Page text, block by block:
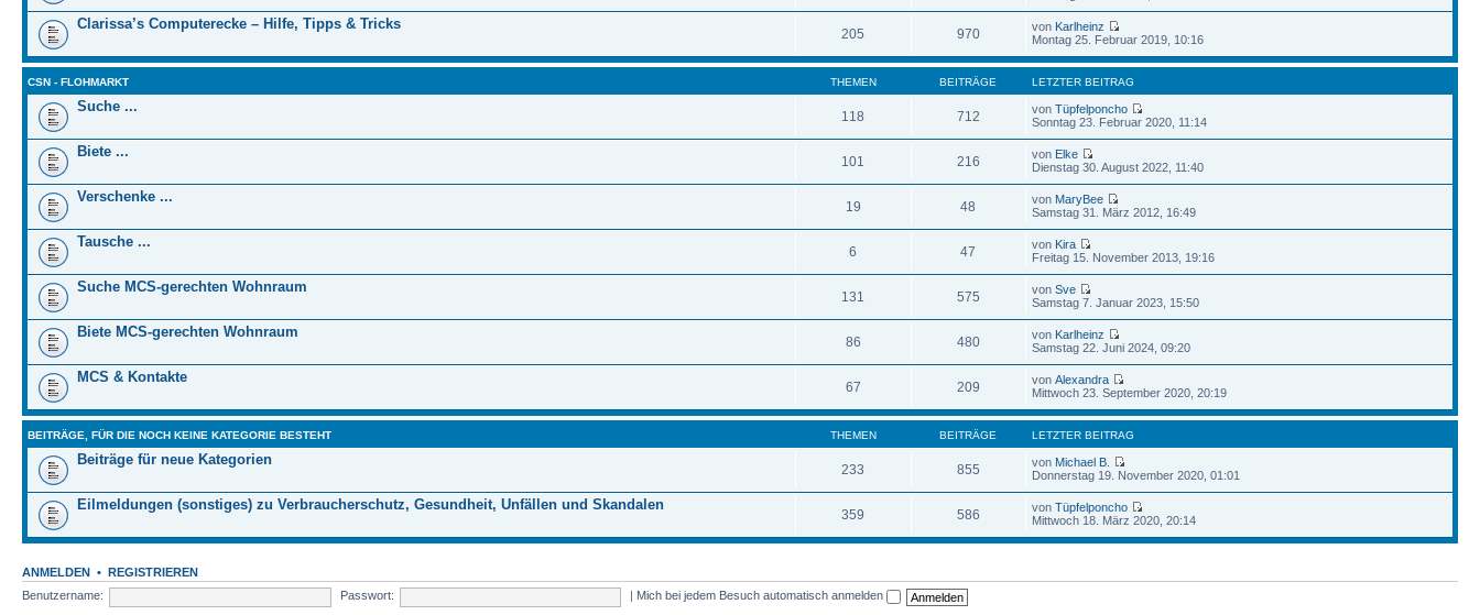
Clarissa’s Computerecke – Hilfe, Tipps & Tricks
205 970 von Karlheinz
Montag 25. Februar 2019, 10:16
CSN - FLOHMARKT THEMEN BEITRÄGE LETZTER BEITRAG
Suche ...
118 712 vonTüpfelponcho
Sonntag 23. Februar 2020, 11:14
Biete ...
101 216 von Elke
Dienstag 30. August 2022, 11:40
Verschenke ...
19 48 von MaryBee
Samstag 31. März 2012, 16:49
Tausche ...
6 47 von Kira
Freitag 15. November 2013, 19:16
Suche MCS-gerechten Wohnraum
131 575 vonSve
Samstag 7. Januar 2023, 15:50
Biete MCS-gerechten Wohnraum
86 480 von Karlheinz
Samstag 22. Juni 2024, 09:20
MCS & Kontakte
67 209 vonAlexandra
Mittwoch 23. September 2020, 20:19
BEITRÄGE, FÜR DIE NOCH KEINE KATEGORIE BESTEHT THEMEN BEITRÄGE LETZTER BEITRAG
Beiträge für neue Kategorien
233 855 von Michael B.
Donnerstag 19. November 2020, 01:01
Eilmeldungen (sonstiges) zu Verbraucherschutz, Gesundheit, Unfällen und Skandalen
359 586 vonTüpfelponcho
Mittwoch 18. März 2020, 20:14
ANMELDEN • REGISTRIEREN
Benutzername:
Passwort: Mich bei jedem Besuch automatisch anmelden